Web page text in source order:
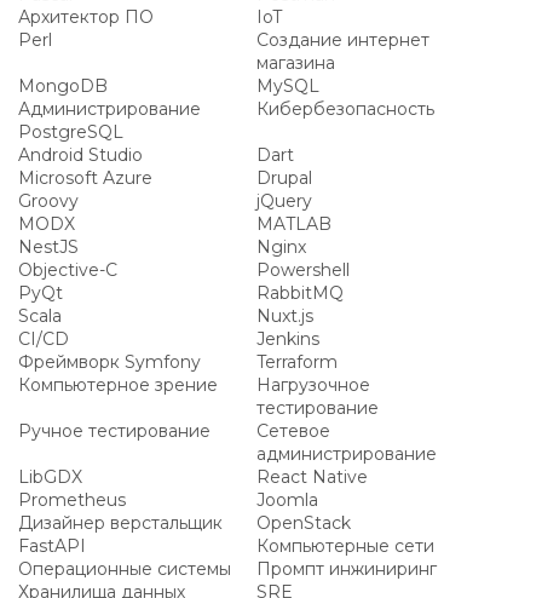
Архитектор ПО
IoT
Perl
Создание интернет
магазина
MongoDB
MySQL
Администрирование
PostgreSQL
Кибербезопасность
Android Studio
Dart
Microsoft Azure
Drupal
Groovy
jQuery
MODX
MATLAB
NestJS
Nginx
Objective-C
Powershell
PyQt
RabbitMQ
Scala
Nuxt.js
CI/CD
Jenkins
Фреймворк Symfony
Terraform
Компьютерное зрение
Нагрузочное
тестирование
Ручное тестирование
Сетевое
администрирование
LibGDX
React Native
Prometheus
Joomla
Дизайнер верстальщик
OpenStack
FastAPI
Компьютерные сети
Операционные системы
Промпт инжиниринг
Хранилища данных
SRE